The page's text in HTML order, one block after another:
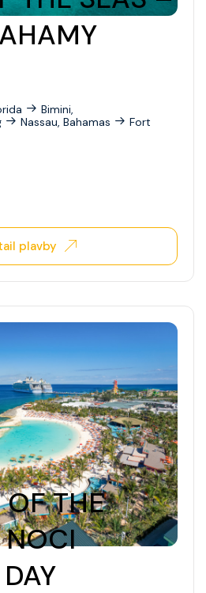
Bimini,
Nassau, Bahamas
Fort
plavby
THE